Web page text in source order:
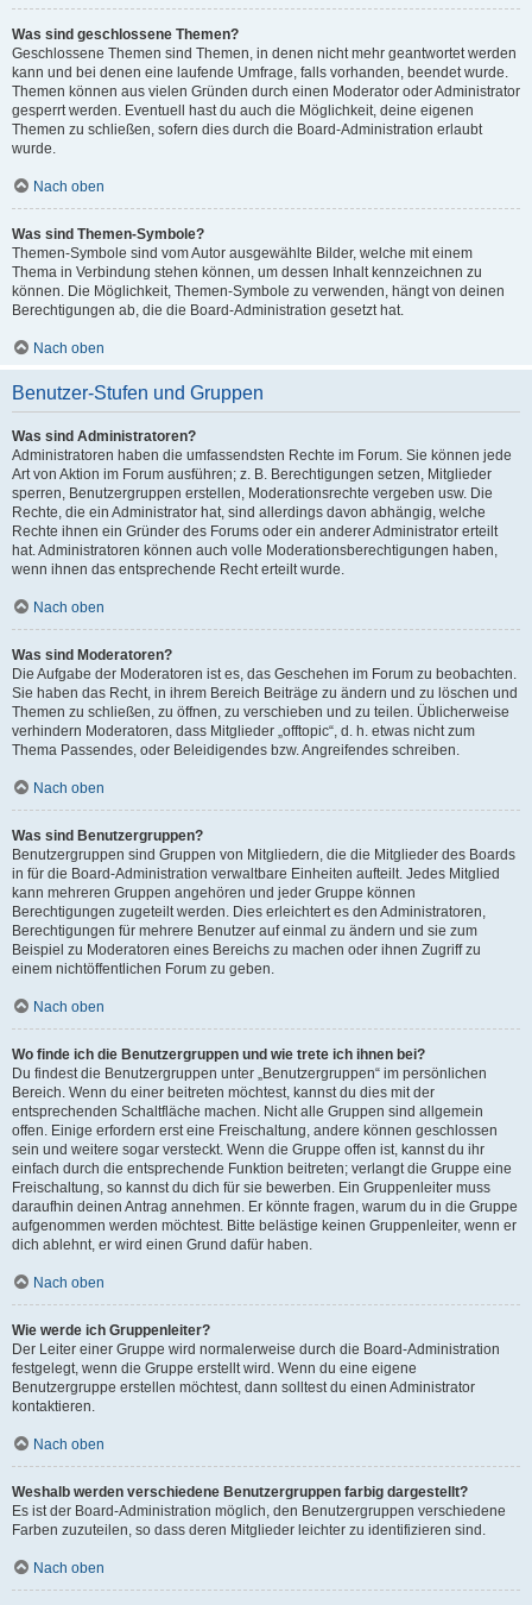
Was sind geschlossene Themen?
Geschlossene Themen sind Themen, in denen nicht mehr geantwortet werden
kann und bei denen eine laufende Umfrage, falls vorhanden, beendet wurde.
Themen können aus vielen Gründen durch einen Moderator oder Administrator
gesperrt werden. Eventuell hast du auch die Möglichkeit, deine eigenen
Themen zu schließen, sofern dies durch die Board-Administration erlaubt
wurde.
Nach oben
Was sind Themen-Symbole?
Themen-Symbole sind vom Autor ausgewählte Bilder, welche mit einem
Thema in Verbindung stehen können, um dessen Inhalt kennzeichnen zu
können. Die Möglichkeit, Themen-Symbole zu verwenden, hängt von deinen
Berechtigungen ab, die die Board-Administration gesetzt hat.
Nach oben
Benutzer-Stufen und Gruppen
Was sind Administratoren?
Administratoren haben die umfassendsten Rechte im Forum. Sie können jede
Art von Aktion im Forum ausführen; z. B. Berechtigungen setzen, Mitglieder
sperren, Benutzergruppen erstellen, Moderationsrechte vergeben usw. Die
Rechte, die ein Administrator hat, sind allerdings davon abhängig, welche
Rechte ihnen ein Gründer des Forums oder ein anderer Administrator erteilt
hat. Administratoren können auch volle Moderationsberechtigungen haben,
wenn ihnen das entsprechende Recht erteilt wurde.
Nach oben
Was sind Moderatoren?
Die Aufgabe der Moderatoren ist es, das Geschehen im Forum zu beobachten.
Sie haben das Recht, in ihrem Bereich Beiträge zu ändern und zu löschen und
Themen zu schließen, zu öffnen, zu verschieben und zu teilen. Üblicherweise
verhindern Moderatoren, dass Mitglieder „offtopic“, d. h. etwas nicht zum
Thema Passendes, oder Beleidigendes bzw. Angreifendes schreiben.
Nach oben
Was sind Benutzergruppen?
Benutzergruppen sind Gruppen von Mitgliedern, die die Mitglieder des Boards
in für die Board-Administration verwaltbare Einheiten aufteilt. Jedes Mitglied
kann mehreren Gruppen angehören und jeder Gruppe können
Berechtigungen zugeteilt werden. Dies erleichtert es den Administratoren,
Berechtigungen für mehrere Benutzer auf einmal zu ändern und sie zum
Beispiel zu Moderatoren eines Bereichs zu machen oder ihnen Zugriff zu
einem nichtöffentlichen Forum zu geben.
Nach oben
Wo finde ich die Benutzergruppen und wie trete ich ihnen bei?
Du findest die Benutzergruppen unter „Benutzergruppen“ im persönlichen
Bereich. Wenn du einer beitreten möchtest, kannst du dies mit der
entsprechenden Schaltfläche machen. Nicht alle Gruppen sind allgemein
offen. Einige erfordern erst eine Freischaltung, andere können geschlossen
sein und weitere sogar versteckt. Wenn die Gruppe offen ist, kannst du ihr
einfach durch die entsprechende Funktion beitreten; verlangt die Gruppe eine
Freischaltung, so kannst du dich für sie bewerben. Ein Gruppenleiter muss
daraufhin deinen Antrag annehmen. Er könnte fragen, warum du in die Gruppe
aufgenommen werden möchtest. Bitte belästige keinen Gruppenleiter, wenn er
dich ablehnt, er wird einen Grund dafür haben.
Nach oben
Wie werde ich Gruppenleiter?
Der Leiter einer Gruppe wird normalerweise durch die Board-Administration
festgelegt, wenn die Gruppe erstellt wird. Wenn du eine eigene
Benutzergruppe erstellen möchtest, dann solltest du einen Administrator
kontaktieren.
Nach oben
Weshalb werden verschiedene Benutzergruppen farbig dargestellt?
Es ist der Board-Administration möglich, den Benutzergruppen verschiedene
Farben zuzuteilen, so dass deren Mitglieder leichter zu identifizieren sind.
Nach oben